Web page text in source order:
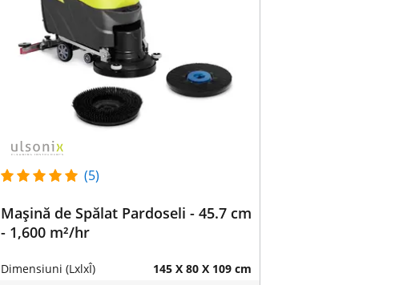
(5)
Mașină de Spălat Pardoseli - 45.7 cm
- 1,600 m²/hr
Dimensiuni (LxlxÎ) 145 X 80 X 109 cm